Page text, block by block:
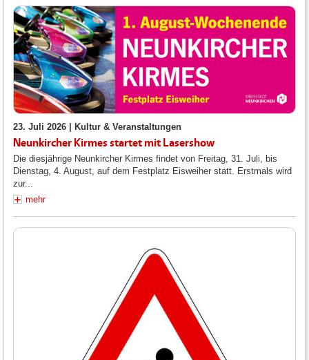
23. Juli 2026 | Kultur & Veranstaltungen
Neunkircher Kirmes startet mit Lasershow
Die diesjährige Neunkircher Kirmes findet von Freitag, 31. Juli, bis
Dienstag, 4. August, auf dem Festplatz Eisweiher statt. Erstmals wird
zur...
mehr